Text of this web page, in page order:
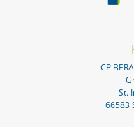
CP
St.
66583